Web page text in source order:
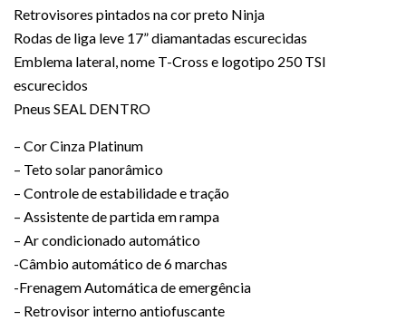
Retrovisores pintados na cor preto Ninja
Rodas de liga leve 17” diamantadas escurecidas
Emblema lateral, nome T-Cross e logotipo 250 TSI
escurecidos
Pneus SEAL DENTRO
– Cor Cinza Platinum
– Teto solar panorâmico
– Controle de estabilidade e tração
– Assistente de partida em rampa
– Ar condicionado automático
-Câmbio automático de 6 marchas
-Frenagem Automática de emergência
– Retrovisor interno antiofuscante